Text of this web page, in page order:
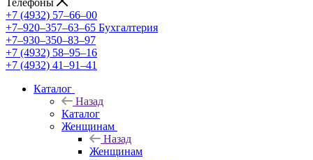
Телефоны
+7 (4932) 57‒66‒00
+7‒920‒357‒63‒65 Бухгалтерия
+7‒930‒350‒83‒97
+7 (4932) 58‒95‒16
+7 (4932) 41‒91‒41
Каталог
Назад
Каталог
Женщинам
Назад
Женщинам